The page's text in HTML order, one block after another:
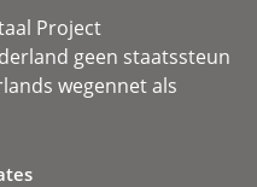
Project
geen staatssteun
wegennet als